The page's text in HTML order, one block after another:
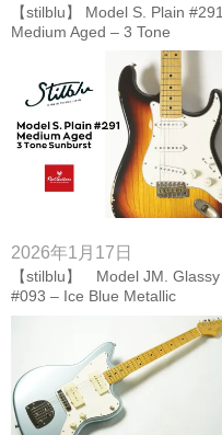
【stilblu】 Model S. Plain #291
Medium Aged – 3 Tone
Sunburst 【Red Guitars 】
2026年1月17日
【stilblu】 Model JM. Glassy
#093 – Ice Blue Metallic
【Red Guitars】